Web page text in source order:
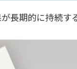
長期的に持続す